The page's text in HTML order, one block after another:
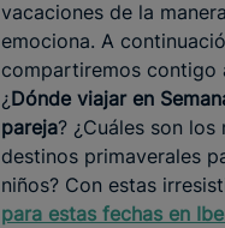
vacaciones de la
emociona. A
compartiremos contigo
¿Dónde viajar en
pareja? ¿Cuáles son los
destinos primaverales
niños? Con estas
para estas fechas en